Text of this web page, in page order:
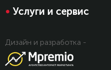
• Услуги и сервис
Дизайн и разработка -